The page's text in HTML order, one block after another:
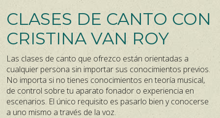
CLASES DE CANTO CON
CRISTINA VAN ROY
Las clases de canto que ofrezco están orientadas a
cualquier persona sin importar sus conocimientos previos.
No importa si no tienes conocimientos en teoría musical,
de control sobre tu aparato fonador o experiencia en
escenarios. El único requisito es pasarlo bien y conocerse
a uno mismo a través de la voz.